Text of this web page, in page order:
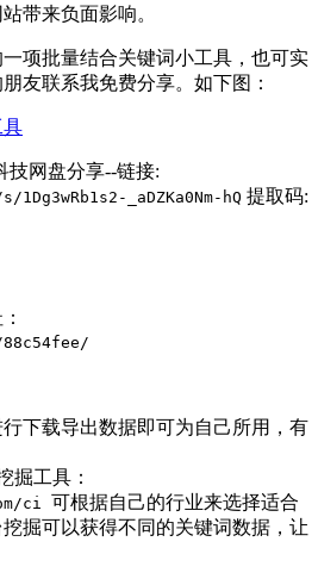
带来负面影响。
项批量结合关键词小工具，也可实
友联系我免费分享。如下图：
技网盘分享--链接:
_aDZKa0Nm-hQ 提取码:
下载导出数据即可为自己所用，有
掘工具：
ci 可根据自己的行业来选择适合
掘可以获得不同的关键词数据，让